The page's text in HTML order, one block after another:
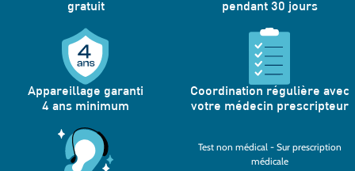
gratuit
pendant 30 jours
Appareillage garanti
4 ans minimum
Coordination régulière avec
votre médecin prescripteur
Test non médical - Sur prescription
médicale